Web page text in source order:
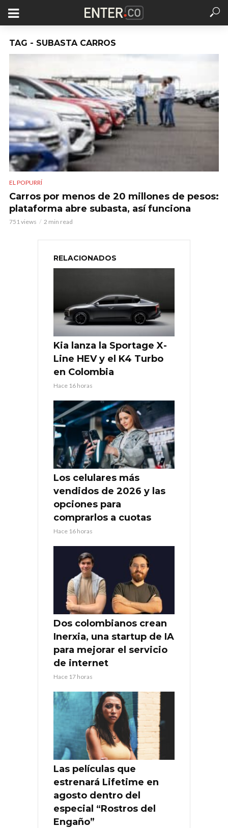
TAG - SUBASTA CARROS
EL POPURRÍ
Carros por menos de 20 millones de pesos:
plataforma abre subasta, así funciona
751 views 2 min read
RELACIONADOS
Kia lanza la Sportage X-
Line HEV y el K4 Turbo
en Colombia
Hace 16 horas
Los celulares más
vendidos de 2026 y las
opciones para
comprarlos a cuotas
Hace 16 horas
Dos colombianos crean
Inerxia, una startup de IA
para mejorar el servicio
de internet
Hace 17 horas
Las películas que
estrenará Lifetime en
agosto dentro del
especial “Rostros del
Engaño”